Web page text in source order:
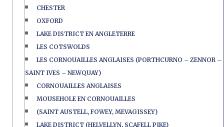
CHESTER
OXFORD
LAKE DISTRICT EN ANGLETERRE
LES COTSWOLDS
LES CORNOUAILLES ANGLAISES (PORTHCURNO – ZENNOR –
SAINT IVES – NEWQUAY)
CORNOUAILLES ANGLAISES
MOUSEHOLE EN CORNOUAILLES
(SAINT AUSTELL, FOWEY, MEVAGISSEY)
LAKE DISTRICT (HELVELLYN, SCAFELL PIKE)